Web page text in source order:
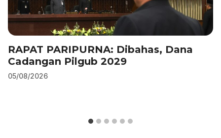
RAPAT PARIPURNA: Dibahas, Dana
Cadangan Pilgub 2029
05/08/2026